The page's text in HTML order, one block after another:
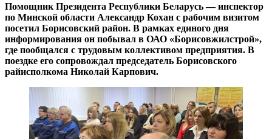
Помощник Президента Республики Беларусь — инспектор
по Минской области Александр Кохан с рабочим визитом
посетил Борисовский район. В рамках единого дня
информирования он побывал в ОАО «Борисовжилстрой»,
где пообщался с трудовым коллективом предприятия. В
поездке его сопровождал председатель Борисовского
райисполкома Николай Карпович.